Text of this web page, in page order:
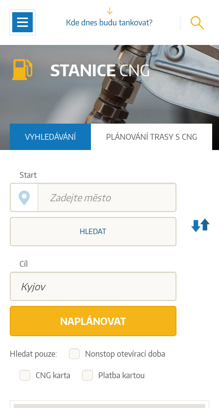
Kde dnes budu tankovat? vyhledat
Navigace
STANICECNG
VYHLEDÁVÁNÍ PLÁNOVÁNÍ TRASY S CNG
Start
HLEDAT
Cíl
NAPLÁNOVAT
Hledat pouze: Nonstop otevírací doba
CNG karta Platba kartou